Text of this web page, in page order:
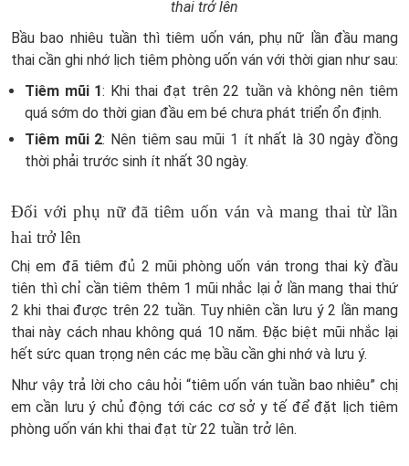
thai trở lên
Bầu bao nhiêu tuần thì tiêm uốn ván, phụ nữ lần đầu mang
thai cần ghi nhớ lịch tiêm phòng uốn ván với thời gian như sau:
Tiêm mũi 1: Khi thai đạt trên 22 tuần và không nên tiêm
quá sớm do thời gian đầu em bé chưa phát triển ổn định.
Tiêm mũi 2: Nên tiêm sau mũi 1 ít nhất là 30 ngày đồng
thời phải trước sinh ít nhất 30 ngày.
Đối với phụ nữ đã tiêm uốn ván và mang thai từ lần
hai trở lên
Chị em đã tiêm đủ 2 mũi phòng uốn ván trong thai kỳ đầu
tiên thì chỉ cần tiêm thêm 1 mũi nhắc lại ở lần mang thai thứ
2 khi thai được trên 22 tuần. Tuy nhiên cần lưu ý 2 lần mang
thai này cách nhau không quá 10 năm. Đặc biệt mũi nhắc lại
hết sức quan trọng nên các mẹ bầu cần ghi nhớ và lưu ý.
Như vậy trả lời cho câu hỏi “tiêm uốn ván tuần bao nhiêu” chị
em cần lưu ý chủ động tới các cơ sở y tế để đặt lịch tiêm
phòng uốn ván khi thai đạt từ 22 tuần trở lên.